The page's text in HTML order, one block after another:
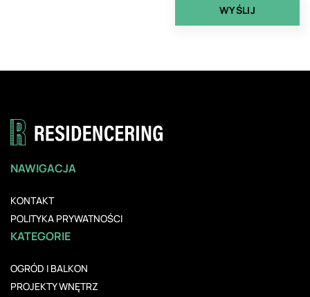
NAWIGACJA
KONTAKT
POLITYKA PRYWATNOŚCI
KATEGORIE
OGRÓD I BALKON
PROJEKTY WNĘTRZ